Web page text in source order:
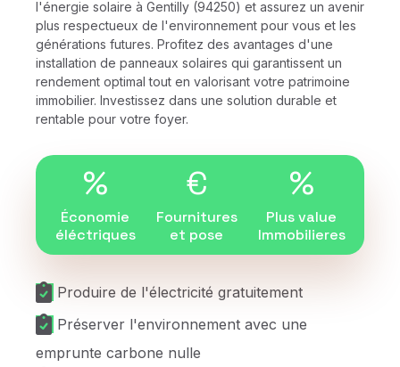
l'énergie solaire à Gentilly (94250) et assurez un avenir
plus respectueux de l'environnement pour vous et les
générations futures. Profitez des avantages d'une
installation de panneaux solaires qui garantissent un
rendement optimal tout en valorisant votre patrimoine
immobilier. Investissez dans une solution durable et
rentable pour votre foyer.
%
Économie
éléctriques
€
Fournitures
et pose
%
Plus value
Immobilieres
Produire de l'électricité gratuitement
Préserver l'environnement avec une
emprunte carbone nulle